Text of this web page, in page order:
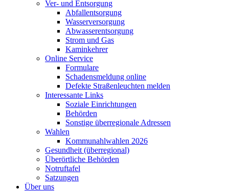
Ver- und Entsorgung
Abfallentsorgung
Wasserversorgung
Abwasserentsorgung
Strom und Gas
Kaminkehrer
Online Service
Formulare
Schadensmeldung online
Defekte Straßenleuchten melden
Interessante Links
Soziale Einrichtungen
Behörden
Sonstige überregionale Adressen
Wahlen
Kommunahlwahlen 2026
Gesundheit (überregional)
Überörtliche Behörden
Notruftafel
Satzungen
Über uns